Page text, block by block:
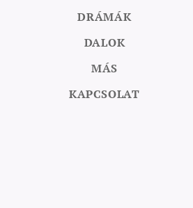
DRÁMÁK
DALOK
MÁS
KAPCSOLAT